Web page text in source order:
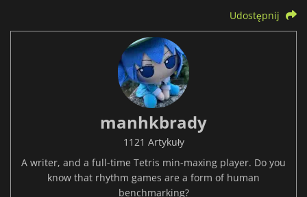
Udostępnij
manhkbrady
1121 Artykuły
A writer, and a full-time Tetris min-maxing player. Do you
know that rhythm games are a form of human
benchmarking?